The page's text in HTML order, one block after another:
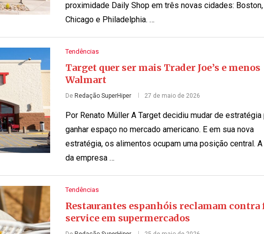
proximidade Daily Shop em três novas cidades: Boston,
Chicago e Philadelphia. …
Tendências
Target quer ser mais Trader Joe’s e menos
Walmart
De Redação SuperHiper 27 de maio de 2026
Por Renato Müller A Target decidiu mudar de estratégia
ganhar espaço no mercado americano. E em sua nova
estratégia, os alimentos ocupam uma posição central.
da empresa …
Tendências
Restaurantes espanhóis reclamam contra
service em supermercados